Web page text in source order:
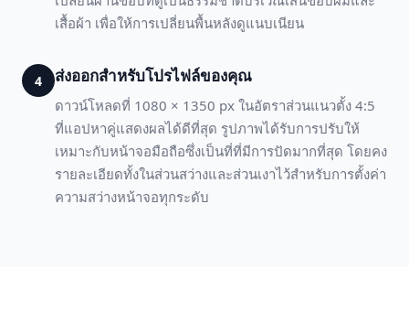
เสื้อผ้า เพื่อให้การเปลี่ยนพื้นหลังดูแนบเนียน
4 ส่งออกสำหรับโปรไฟล์ของคุณ
ดาวน์โหลดที่ 1080 × 1350 px ในอัตราส่วนแนวตั้ง 4:5
ที่แอปหาคู่แสดงผลได้ดีที่สุด รูปภาพได้รับการปรับให้
เหมาะกับหน้าจอมือถือซึ่งเป็นที่ที่มีการปัดมากที่สุด โดยคง
รายละเอียดทั้งในส่วนสว่างและส่วนเงาไว้สำหรับการตั้งค่า
ความสว่างหน้าจอทุกระดับ